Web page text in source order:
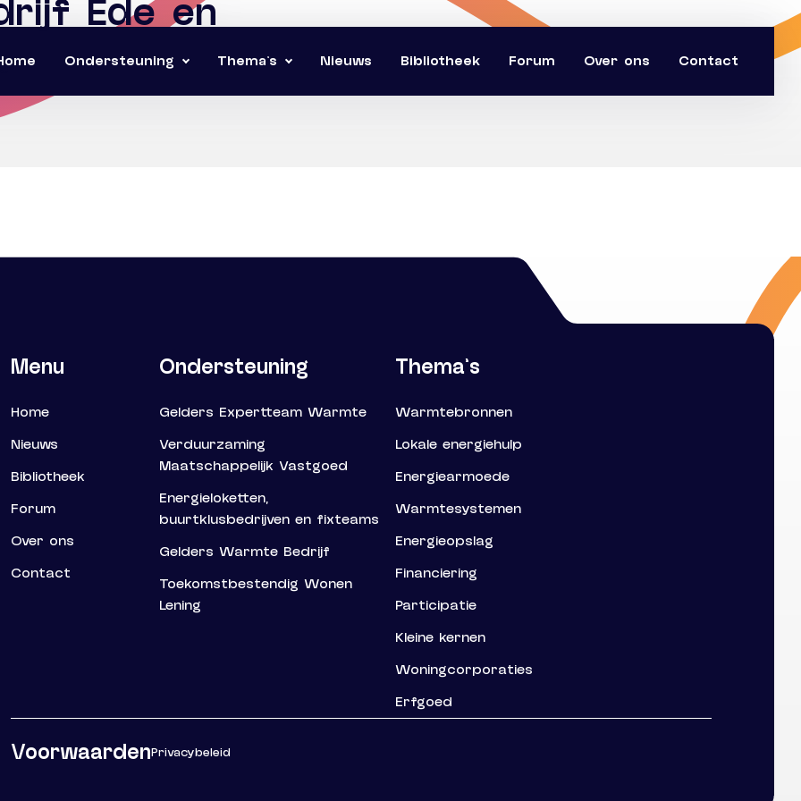
Ondersteuning Thema’s Nieuws Bibliotheek Forum Over ons Contact
Ede en
Menu
Home
Nieuws
Bibliotheek
Forum
Over ons
Contact
Ondersteuning
Gelders Expertteam Warmte
Verduurzaming
Maatschappelijk Vastgoed
Energieloketten,
buurtklusbedrijven en fixteams
Gelders Warmte Bedrijf
Toekomstbestendig Wonen
Lening
Thema’s
Warmtebronnen
Lokale energiehulp
Energiearmoede
Warmtesystemen
Energieopslag
Financiering
Participatie
Kleine kernen
Woningcorporaties
Erfgoed
VoorwaardenPrivacybeleid